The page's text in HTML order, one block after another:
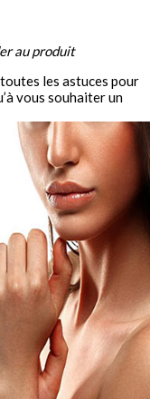
au produit
les astuces pour
vous souhaiter un